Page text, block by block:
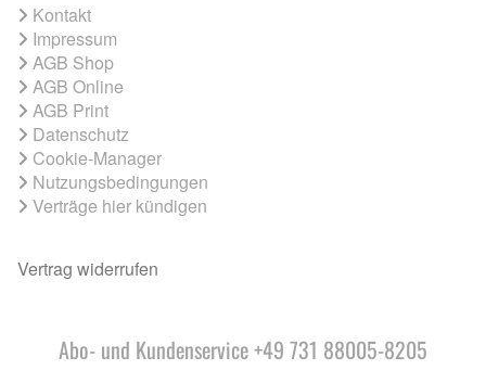
Kontakt
Impressum
AGB Shop
AGB Online
AGB Print
Datenschutz
Cookie-Manager
Nutzungsbedingungen
Verträge hier kündigen
Vertrag widerrufen
Abo- und Kundenservice +49 731 88005-8205